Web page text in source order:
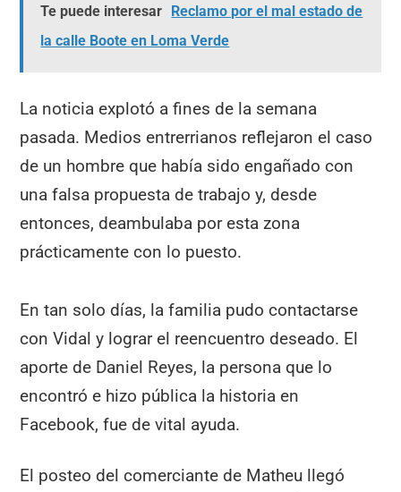
Te puede interesar
Reclamo por el mal estado de
la calle Boote en Loma Verde
La noticia explotó a fines de la semana
pasada. Medios entrerrianos reflejaron el caso
de un hombre que había sido engañado con
una falsa propuesta de trabajo y, desde
entonces, deambulaba por esta zona
prácticamente con lo puesto.
En tan solo días, la familia pudo contactarse
con Vidal y lograr el reencuentro deseado. El
aporte de Daniel Reyes, la persona que lo
encontró e hizo pública la historia en
Facebook, fue de vital ayuda.
El posteo del comerciante de Matheu llegó